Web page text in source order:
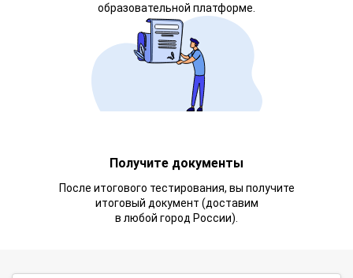
образовательной платформе.
Получите документы
После итогового тестирования, вы получите
итоговый документ (доставим
в любой город России).